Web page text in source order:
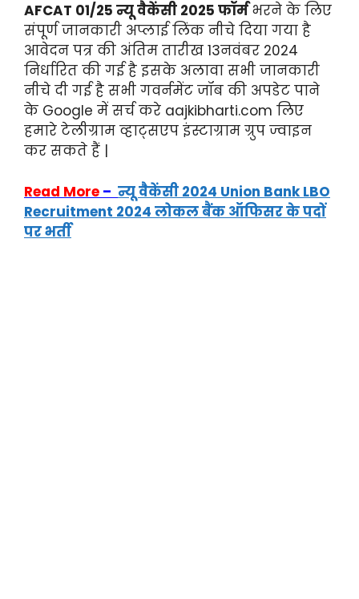
AFCAT 01/25 न्यू वैकेंसी 2025 फॉर्मभरने के लिए
संपूर्ण जानकारी अप्लाई लिंक नीचे दिया गया है
आवेदन पत्र की अंतिम तारीख 13नवंबर 2024
निर्धारित की गई है इसके अलावा सभी जानकारी
नीचे दी गई है सभी गवर्नमेंट जॉब की अपडेट पाने
के Google में सर्च करे aajkibharti.com लिए
हमारे टेलीग्राम व्हाट्सएप इंस्टाग्राम ग्रुप ज्वाइन
कर सकते हैं |
Read More – न्यू वैकेंसी 2024 Union Bank LBO
Recruitment 2024 लोकल बैंक ऑफिसर के पदों
पर भर्ती